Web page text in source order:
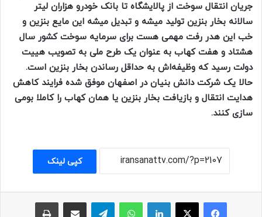
جریان انتقال سوخت از پالایشگاه تا بانک خودرو هزاران لیتر
سالانه بخار بنزین تولید میشه و تبدیل میشه این مایع بنزین و
خب این هدر رفت مهمی هست برای سرمایه سوخت کشور سال
هشتاد و هفت کهاب به عنوان یک طرح ملی به تصویب هییت
دولت رسید که وظیفه‌اش به حداقل رساندن بخار بنزین است.
حالا یک شرکت دانش بنیان در اصفهان موفق شده فرایند کاهش
هدایت انتقال و بازیافت بخار بنزین یا همان کهاب را کاملا بومی
سازی کنند.
کپی لینک
فیسبوک ایکس لینکداین واتس آپ تلگرام